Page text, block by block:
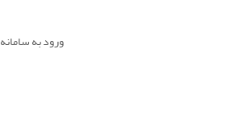
ورود به سامانه